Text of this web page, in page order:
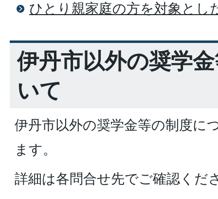
ひとり親家庭の方を対象とし
伊丹市以外の奨学
いて
伊丹市以外の奨学金等の制度に
ます。
詳細は各問合せ先でご確認くだ